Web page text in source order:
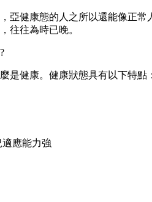
健康態的人之所以還能像正常
往往為時已晚。
健康。健康狀態具有以下特點：
應能力強